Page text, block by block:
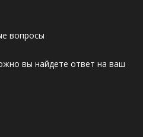
вопросы
вы найдете ответ на ваш